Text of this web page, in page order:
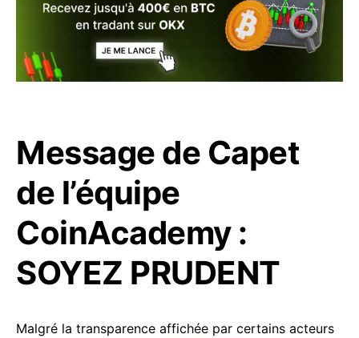
Message de Capet
de l’équipe
CoinAcademy :
SOYEZ PRUDENT
Malgré la transparence affichée par certains acteurs